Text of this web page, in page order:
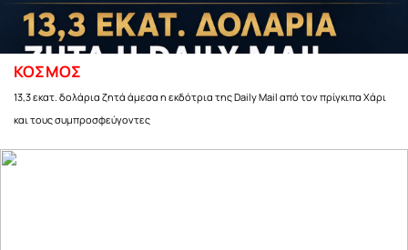
ΚΟΣΜΟΣ
13,3 εκατ. δολάρια ζητά άμεσα η εκδότρια της Daily Mail από τον πρίγκιπα Χάρι
και τους συμπροσφεύγοντες